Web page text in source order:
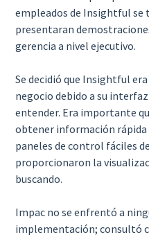
empleados de Insightful se
presentaran
gerencia a nivel ejecutivo.
Se decidió que Insightful
negocio debido a su
entender. Era importante
obtener información rápida
paneles de control fáciles
proporcionaron la
buscando.
Impac no se enfrentó a
implementación; consultó